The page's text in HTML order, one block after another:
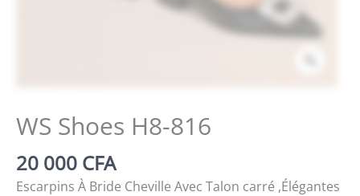
WS Shoes H8-816
20 000 CFA
Escarpins À Bride Cheville Avec Talon carré ,Élégantes